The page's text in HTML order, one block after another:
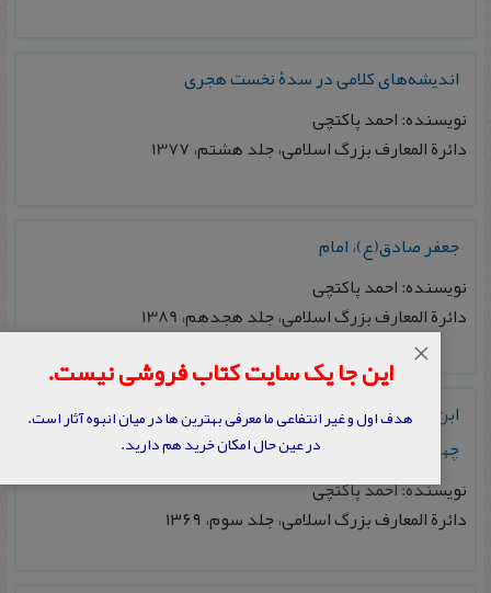
اندیشه‌های کلامی در سدۀ نخست هجری
نویسنده: احمد پاکتچی
دائرة المعارف بزرگ اسلامی، جلد هشتم، 1377
جعفر صادق(ع)، امام
نویسنده: احمد پاکتچی
دائرة المعارف بزرگ اسلامی، جلد هجدهم، 1389
ابن بابویه، ملقب به شیخ صدوق، محدث و فقیه امامی قرن
چهارم
نویسنده: احمد پاکتچی
دائرة المعارف بزرگ اسلامی، جلد سوم، ۱۳۶۹
این جا یک سایت کتاب فروشی نیست.
هدف اول و غیر انتفاعی ما معرفی بهترین ها در میان انبوه آثار است.
در عین حال امکان خرید هم دارید.
×